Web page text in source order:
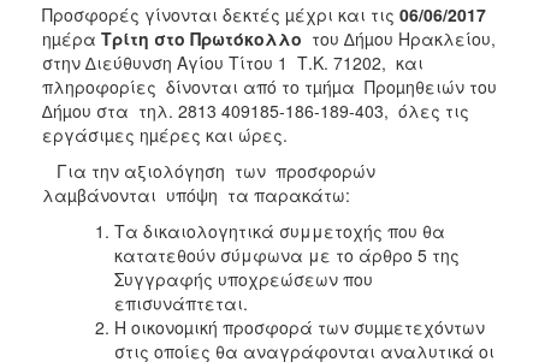
Προσφορές γίνονται δεκτές µέχρι και τις 06/06/2017
ηµέρα Τρίτη στο Πρωτόκολλο του ∆ήµου Ηρακλείου,
στην ∆ιεύθυνση Αγίου Τίτου 1 Τ.Κ. 71202, και
πληροφορίες δίνονται από το τµήµα Προµηθειών του
∆ήµου στα τηλ. 2813 409185-186-189-403, όλες τις
εργάσιµες ηµέρες και ώρες.
Για την αξιολόγηση των προσφορών
λαµβάνονται υπόψη τα παρακάτω:
Τα δικαιολογητικά συμμετοχής που θα
κατατεθούν σύμφωνα με το άρθρο 5 της
Συγγραφής υποχρεώσεων που
επισυνάπτεται.
Η οικονοµική προσφορά των συµµετεχόντων
στις οποίες θα αναγράφονται αναλυτικά οι